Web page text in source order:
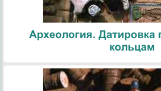
Археология.
кольцам